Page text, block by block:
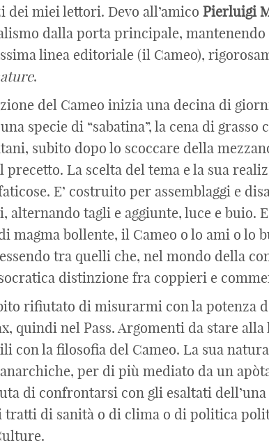
dei miei lettori. Devo all’amico Pierluigi
dalla porta principale,
linea editoriale (il Cameo),
.
del Cameo inizia una decina di
specie di “sabatina”, la cena di
subito dopo lo scoccare della
precetto. La scelta del tema e la sua
E’ costruito per assemblaggi e
alternando tagli e aggiunte, luce e buio.
magma bollente, il Cameo o lo ami o lo
tra quelli che, nel mondo della
distinzione fra coppieri e
rifiutato di misurarmi con la potenza
quindi nel Pass. Argomenti da stare
con la filosofia del Cameo. La sua
per di più mediato da un
di confrontarsi con gli esaltati dell’una
tratti di sanità o di clima o di politica